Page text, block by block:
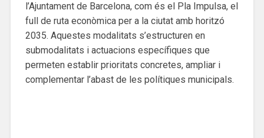
l’Ajuntament de Barcelona, com és el Pla Impulsa, el
full de ruta econòmica per a la ciutat amb horitzó
2035. Aquestes modalitats s’estructuren en
submodalitats i actuacions específiques que
permeten establir prioritats concretes, ampliar i
complementar l’abast de les polítiques municipals.